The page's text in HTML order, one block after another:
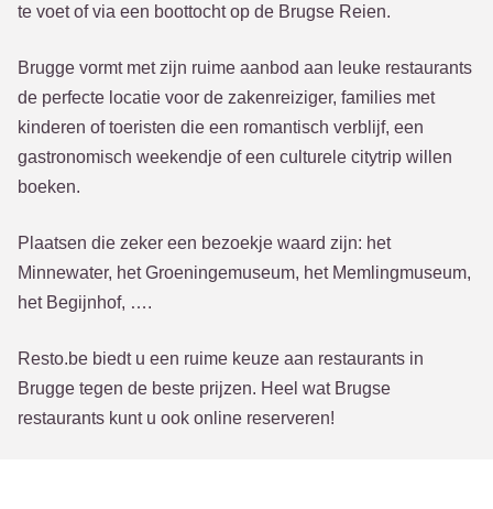
te voet of via een boottocht op de Brugse Reien.
Brugge vormt met zijn ruime aanbod aan leuke restaurants
de perfecte locatie voor de zakenreiziger, families met
kinderen of toeristen die een romantisch verblijf, een
gastronomisch weekendje of een culturele citytrip willen
boeken.
Plaatsen die zeker een bezoekje waard zijn: het
Minnewater, het Groeningemuseum, het Memlingmuseum,
het Begijnhof, ….
Resto.be biedt u een ruime keuze aan restaurants in
Brugge tegen de beste prijzen. Heel wat Brugse
restaurants kunt u ook online reserveren!